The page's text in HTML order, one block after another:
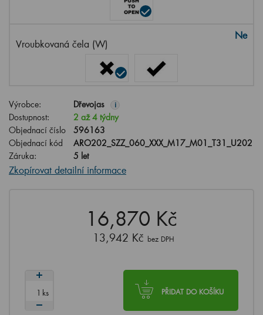
Vroubkovaná čela (W)
Ne
Výrobce: Dřevojas i
Dostupnost:
2 až 4 týdny
Objednací číslo
596163
Objednací kód
ARO202_SZZ_060_XXX_M17_M01_T31_U202
Záruka:
5 let
Zkopírovat detailní informace
16,870 Kč
13,942 Kč bez DPH
PŘIDAT DO KOŠÍKU
ks